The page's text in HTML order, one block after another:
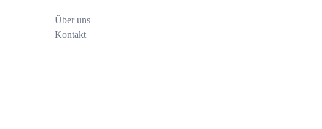
Über uns
Kontakt